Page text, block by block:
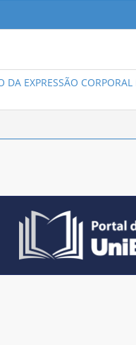
DA EXPRESSÃO